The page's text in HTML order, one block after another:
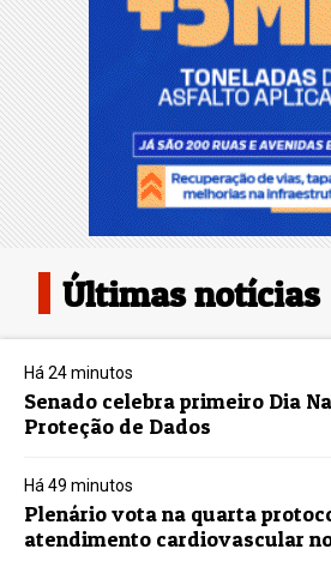
Últimas notícias
Há 24 minutos
Senado celebra primeiro Dia
Proteção de Dados
Há 49 minutos
Plenário vota na quarta
atendimento cardiovascular no